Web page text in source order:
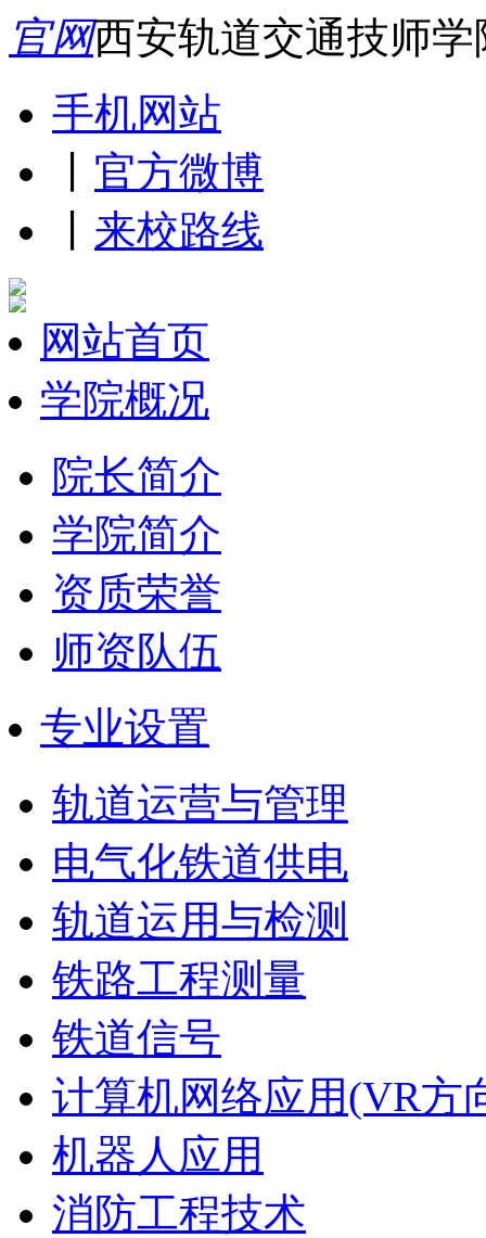
官网西安轨道交通技师
手机网站
官方微博
来校路线
网站首页
学院概况
院长简介
学院简介
资质荣誉
师资队伍
专业设置
轨道运营与管理
电气化铁道供电
轨道运用与检测
铁路工程测量
铁道信号
计算机网络应用(VR方
机器人应用
消防工程技术